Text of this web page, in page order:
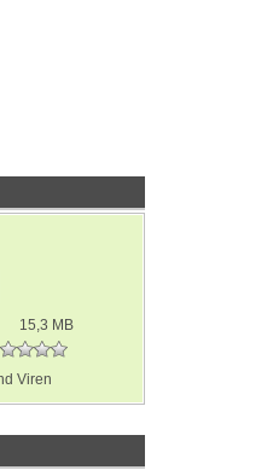
15,3 MB
Viren